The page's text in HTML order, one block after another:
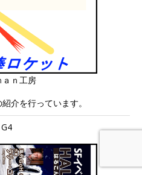
ａｎ工房
介を行っています。
G4